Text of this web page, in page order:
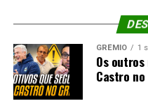
GRÊMIO 1
Os
Castro